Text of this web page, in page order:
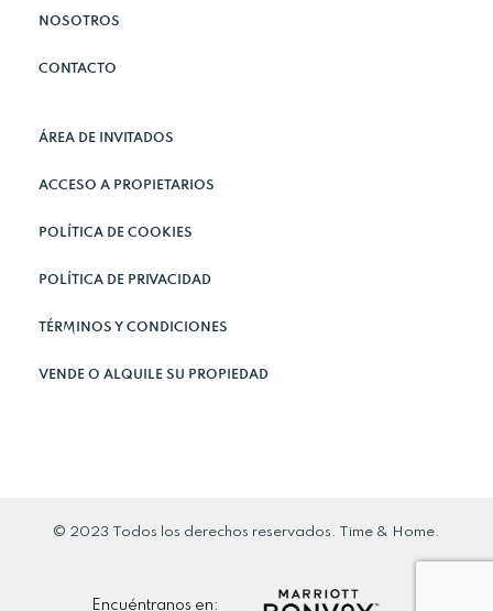
NOSOTROS
CONTACTO
ÁREA DE INVITADOS
ACCESO A PROPIETARIOS
POLÍTICA DE COOKIES
POLÍTICA DE PRIVACIDAD
TÉRMINOS Y CONDICIONES
VENDE O ALQUILE SU PROPIEDAD
© 2023 Todos los derechos reservados. Time & Home.
Encuéntranos en: